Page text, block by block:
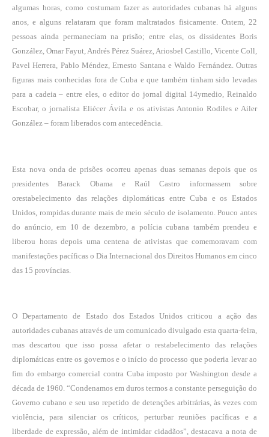
algumas horas, como costumam fazer as autoridades cubanas há alguns
anos, e alguns relataram que foram maltratados fisicamente. Ontem, 22
pessoas ainda permaneciam na prisão; entre elas, os dissidentes Boris
González, Omar Fayut, Andrés Pérez Suárez, Ariosbel Castillo, Vicente Coll,
Pavel Herrera, Pablo Méndez, Ernesto Santana e Waldo Fernández. Outras
figuras mais conhecidas fora de Cuba e que também tinham sido levadas
para a cadeia – entre eles, o editor do jornal digital 14ymedio, Reinaldo
Escobar, o jornalista Eliécer Ávila e os ativistas Antonio Rodiles e Ailer
González – foram liberados com antecedência.
Esta nova onda de prisões ocorreu apenas duas semanas depois que os
presidentes Barack Obama e Raúl Castro informassem sobre
orestabelecimento das relações diplomáticasentre Cuba e os Estados
Unidos, rompidas durante mais de meio século de isolamento. Pouco antes
do anúncio, em 10 de dezembro, a polícia cubana também prendeu e
liberou horas depois uma centena de ativistas que comemoravam com
manifestações pacíficas o Dia Internacional dos Direitos Humanos em cinco
das 15 províncias.
O Departamento de Estado dos Estados Unidos criticou a ação das
autoridades cubanas através de um comunicado divulgado esta quarta-feira,
mas descartou que isso possa afetar o restabelecimento das relações
diplomáticas entre os governos e o início do processo que poderia levar ao
fim do embargo comercial contra Cuba imposto por Washington desde a
década de 1960. “Condenamos em duros termos a constante perseguição do
Governo cubano e seu uso repetido de detenções arbitrárias, às vezes com
violência, para silenciar os críticos, perturbar reuniões pacíficas e a
liberdade de expressão, além de intimidar cidadãos”, destacava a nota de